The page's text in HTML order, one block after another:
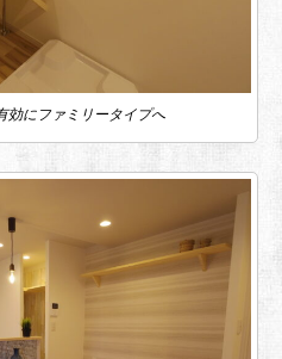
効にファミリータイプへ